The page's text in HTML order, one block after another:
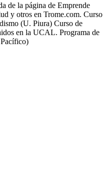
de la página de Emprende
y otros en Trome.com. Curso
(U. Piura) Curso de
en la UCAL. Programa de